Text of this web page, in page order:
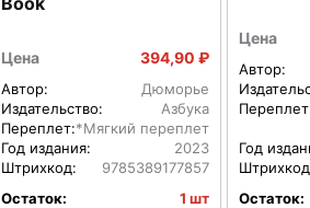
Цена 394,90 ₽
Автор:
Дюморье
Издательство:
Азбука
Переплет:*Мягкий переплет
Год издания:
2023
Штрихкод:
9785389177857
Остаток:
1 шт
Цена
Автор:
Год
Остаток: